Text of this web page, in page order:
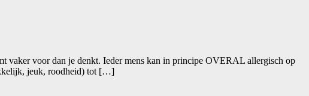
vaker voor dan je denkt. Ieder mens kan in principe OVERAL allergisch op
jeuk, roodheid) tot […]